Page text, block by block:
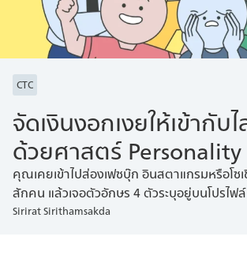
CTC
จัดเงินงอกเงยให้เข้ากับ
ด้วยศาสตร์ Personality
คุณเคยเข้าไปส่องเฟซบุ๊ก อินสตาแกรมหรือโซ
สักคน แล้วเจอตัวอักษร 4 ตัวระบุอยู่บนโปรไฟ
โปรไฟล์ของคุณอาจจะมีระบุอยู่ด้วยเหมือนกัน
Sirirat Sirithamsakda